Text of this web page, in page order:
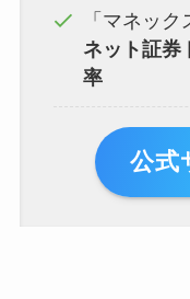
「マネッ
ネット証券
率
公式